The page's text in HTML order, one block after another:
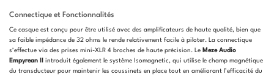
Connectique et Fonctionnalités
Ce casque est conçu pour être utilisé avec des amplificateurs de haute qualité, bien que
sa faible impédance de 32 ohms le rende relativement facile à piloter. La connectique
s’effectue via des prises mini-XLR 4 broches de haute précision. Le Meze Audio
Empyrean II
introduit également le système Isomagnetic, qui utilise le champ magnétique
du transducteur pour maintenir les coussinets en place tout en améliorant l’efficacité du